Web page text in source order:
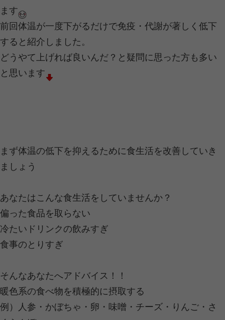
筋肉、髪の毛、各臓器、その原点となるもの
2020.09.30 | Category: 栄養
こんにちは！東金つなぐ整骨院です
僕たちがエネルギーに変える栄養素
今回はタンパク質についてスポット
す。